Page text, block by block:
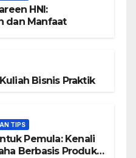
HNI:
dan Manfaat
Bisnis Praktik
TIPS
Pemula: Kenali
Berbasis Produk,